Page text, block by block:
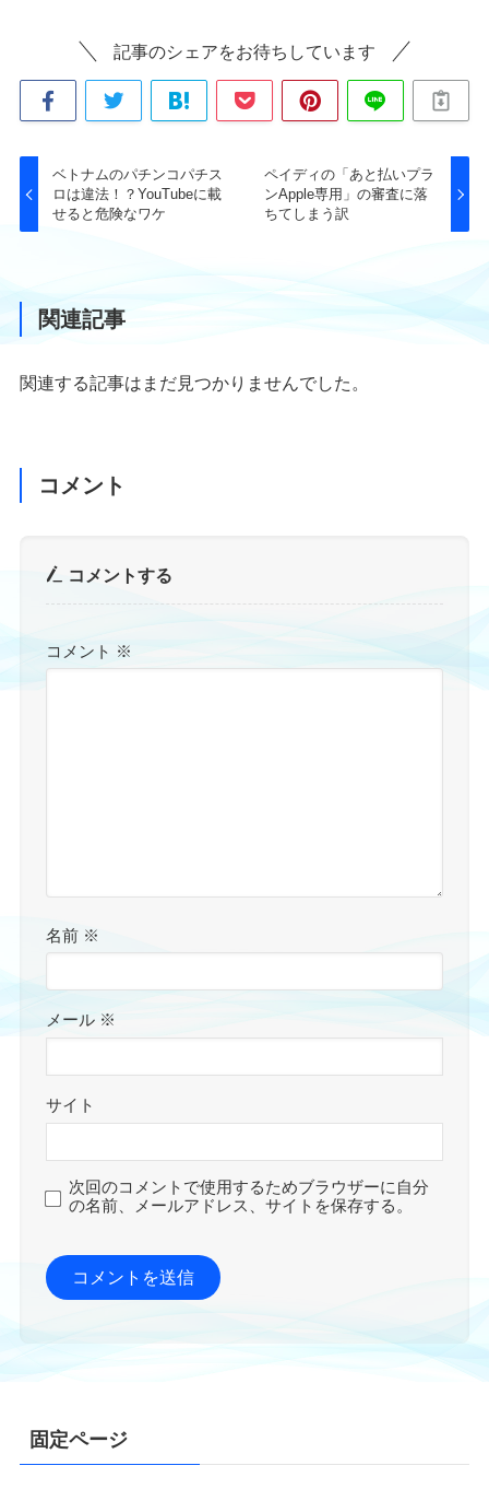
記事のシェアをお待ちしています
ベトナムのパチンコパチス
ロは違法！？YouTubeに載
せると危険なワケ
ペイディの「あと払いプラ
ンApple専用」の審査に落
ちてしまう訳
関連記事
関連する記事はまだ見つかりませんでした。
コメント
コメントする
コメント ※
名前 ※
メール ※
サイト
次回のコメントで使用するためブラウザーに自分
の名前、メールアドレス、サイトを保存する。
固定ページ